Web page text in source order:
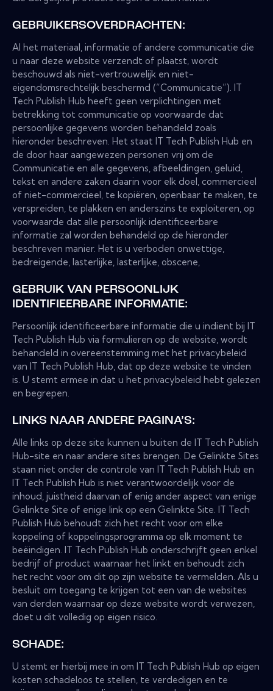
GEBRUIKERSOVERDRACHTEN:
Al het materiaal, informatie of andere communicatie die
u naar deze website verzendt of plaatst, wordt
beschouwd als niet-vertrouwelijk en niet-
eigendomsrechtelijk beschermd (“Communicatie”). IT
Tech Publish Hub heeft geen verplichtingen met
betrekking tot communicatie op voorwaarde dat
persoonlijke gegevens worden behandeld zoals
hieronder beschreven. Het staat IT Tech Publish Hub en
de door haar aangewezen personen vrij om de
Communicatie en alle gegevens, afbeeldingen, geluid,
tekst en andere zaken daarin voor elk doel, commercieel
of niet-commercieel, te kopiëren, openbaar te maken, te
verspreiden, te plakken en anderszins te exploiteren, op
voorwaarde dat alle persoonlijk identificeerbare
informatie zal worden behandeld op de hieronder
beschreven manier. Het is u verboden onwettige,
bedreigende, lasterlijke, lasterlijke, obscene,
GEBRUIK VAN PERSOONLIJK
IDENTIFIEERBARE INFORMATIE:
Persoonlijk identificeerbare informatie die u indient bij IT
Tech Publish Hub via formulieren op de website, wordt
behandeld in overeenstemming met het privacybeleid
van IT Tech Publish Hub, dat op deze website te vinden
is. U stemt ermee in dat u het privacybeleid hebt gelezen
en begrepen.
LINKS NAAR ANDERE PAGINA’S:
Alle links op deze site kunnen u buiten de IT Tech Publish
Hub-site en naar andere sites brengen. De Gelinkte Sites
staan niet onder de controle van IT Tech Publish Hub en
IT Tech Publish Hub is niet verantwoordelijk voor de
inhoud, juistheid daarvan of enig ander aspect van enige
Gelinkte Site of enige link op een Gelinkte Site. IT Tech
Publish Hub behoudt zich het recht voor om elke
koppeling of koppelingsprogramma op elk moment te
beëindigen. IT Tech Publish Hub onderschrijft geen enkel
bedrijf of product waarnaar het linkt en behoudt zich
het recht voor om dit op zijn website te vermelden. Als u
besluit om toegang te krijgen tot een van de websites
van derden waarnaar op deze website wordt verwezen,
doet u dit volledig op eigen risico.
SCHADE:
U stemt er hierbij mee in om IT Tech Publish Hub op eigen
kosten schadeloos te stellen, te verdedigen en te